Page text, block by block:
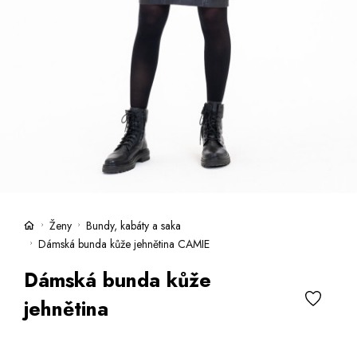
Bundy a kabáty -50 %
Slovensky
Ženy
Bundy, kabáty a saka
Dámská bunda kůže jehnětina CAMIE
Dámská bunda kůže
jehnětina